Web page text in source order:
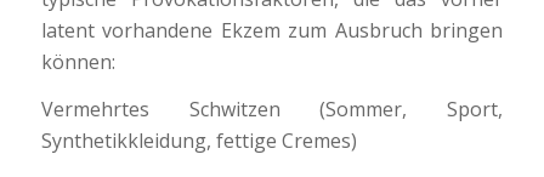
latent vorhandene Ekzem zum Ausbruch bringen
können:
Vermehrtes Schwitzen (Sommer, Sport,
Synthetikkleidung, fettige Cremes)